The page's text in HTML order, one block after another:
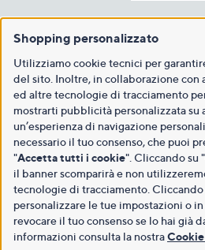
Shopping personalizzato
Utilizziamo cookie tecnici per
del sito. Inoltre, in collaborazione con
ed altre tecnologie di tracciamento
mostrarti pubblicità personalizzata
un’esperienza di navigazione
necessario il tuo consenso, che puoi
"Accetta tutti i cookie". Cliccando su "
il banner scomparirà e non
tecnologie di tracciamento. Cliccando
personalizzare le tue impostazioni o
revocare il tuo consenso se lo hai già
informazioni consulta la nostra